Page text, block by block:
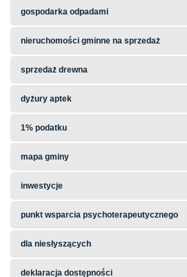
gospodarka odpadami
nieruchomości gminne na sprzedaż
sprzedaż drewna
dyżury aptek
1% podatku
mapa gminy
inwestycje
punkt wsparcia psychoterapeutycznego
dla niesłyszących
deklaracja dostępności